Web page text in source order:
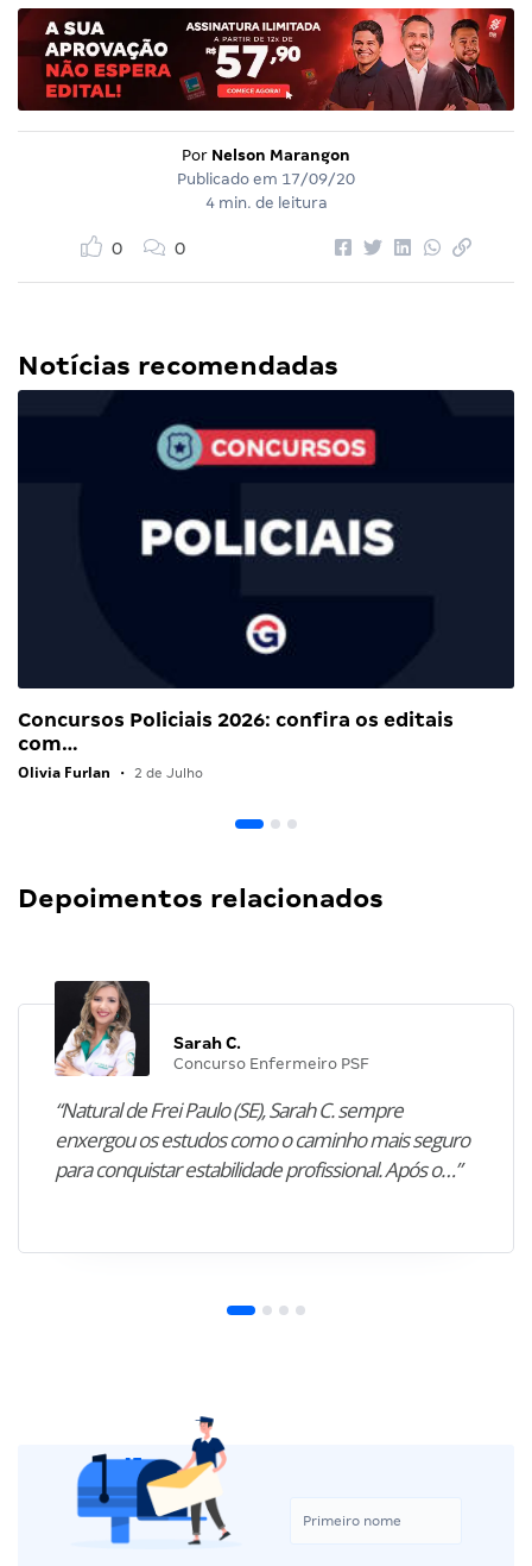
Por Nelson Marangon
Publicado em 17/09/20
4 min. de leitura
0 0
Notícias recomendadas
Concursos Policiais 2026: confira os editais
com…
Olivia Furlan • 2 de Julho
Depoimentos relacionados
Sarah C.
Concurso Enfermeiro PSF
“Natural de Frei Paulo (SE), Sarah C. sempre
enxergou os estudos como o caminho mais seguro
para conquistar estabilidade profissional. Após o…”